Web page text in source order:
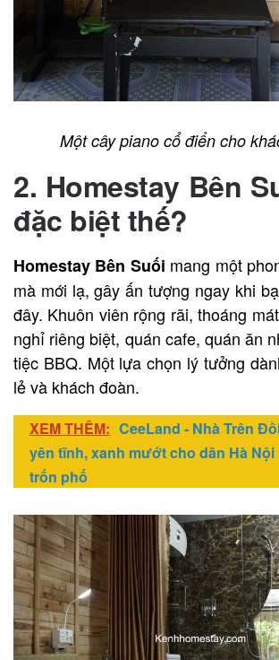
Một cây piano cổ điển cho
2. Homestay Bên
đặc biệt thế?
Homestay Bên Suối mang một
mà mới lạ, gây ấn tượng ngay khi
đây. Khuôn viên rộng rãi, thoáng
nghỉ riêng biệt, quán cafe, quán ăn
tiệc BBQ. Một lựa chọn lý tưởng
lẻ và khách đoàn.
XEM THÊM: CeeLand - Nhà Trên
yên tĩnh, xanh mướt cho dân Hà Nội
trốn phố